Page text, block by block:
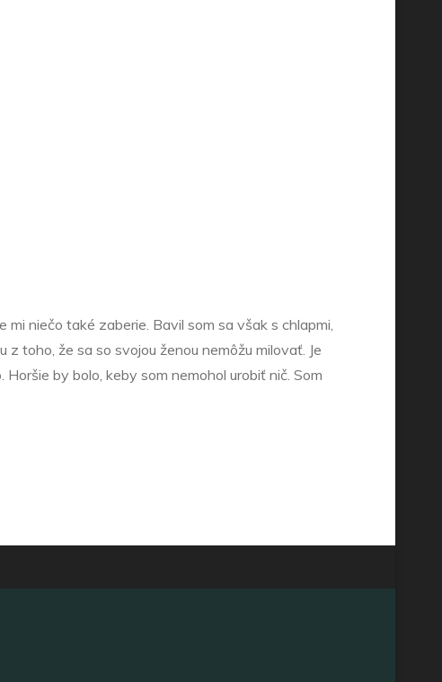
mi niečo také zaberie. Bavil som sa však s chlapmi,
toho, že sa so svojou ženou nemôžu milovať. Je
by bolo, keby som nemohol urobiť nič. Som